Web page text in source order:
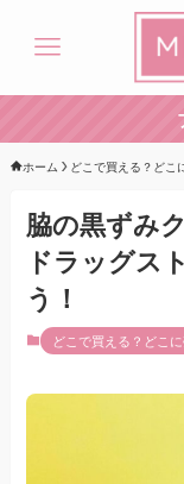
ホーム どこで買える？どこ
脇の黒ずみ
ドラッグス
う！
どこで買える？どこ